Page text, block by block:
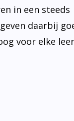
in een steeds
daarbij
voor elke